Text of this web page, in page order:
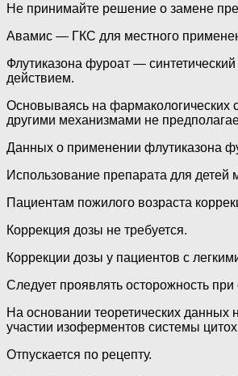
Не принимайте решение о замене
Авамис — ГКС для местного
Флутиказона фуроат —
действием.
Основываясь на фармакологических
другими механизмами не
Данных о применении флутиказона
Использование препарата для
Пациентам пожилого возраста
Коррекция дозы не требуется.
Коррекции дозы у пациентов с
Следует проявлять осторожность
На основании теоретических данных
участии изоферментов системы
Отпускается по рецепту.